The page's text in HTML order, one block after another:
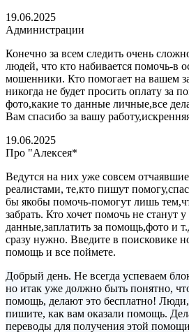
19.06.2025
Администрации
Конечно за всем следить очень
людей, что кто набивается помочь-в
мошенники. Кто помогает на вашем
никогда не будет просить оплату за
фото,какие то данные личные,все
Вам спасибо за вашу
19.06.2025
Про "Алексея*
Ведутся на них уже совсем
реалистами, те,кто пишут
бы якобы помочь-помогут лишь
забрать. Кто хочет помочь не станут
данные,заплатить за помощь,фото и
сразу нужно. Введите в поисковике
помощь и все поймете.
Добрый день. Не всегда успеваем
но итак уже должно быть понятно,
помощь, делают это бесплатно!
пишите, как вам оказали помощь.
переводы для получения этой